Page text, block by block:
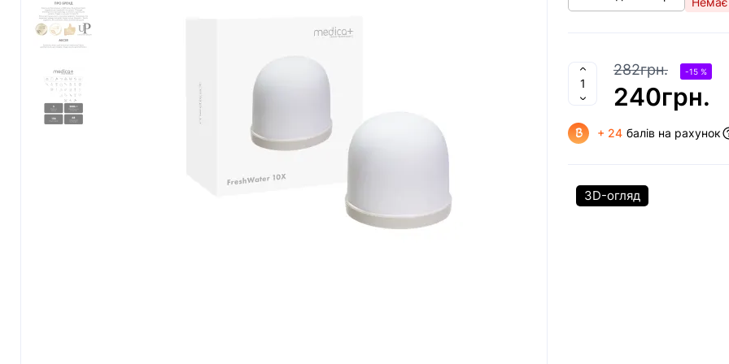
282грн. -15 %
240грн.
+ 24 балів на рахунок
3D-огляд